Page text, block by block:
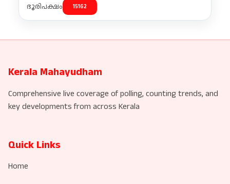
ഭൂരിപക്ഷം 15162
Kerala Mahayudham
Comprehensive live coverage of polling, counting trends, and
key developments from across Kerala
Quick Links
Home